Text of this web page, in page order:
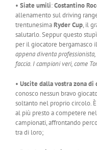
• Siate umili:Costantino
allenamento sul driving
trentunesimaRyder Cup, il
salutarlo. Seppur questo
per il giocatore bergamasco
appena diventa
faccia. I campioni veri, come
• Uscite dalla vostra zona di
conosco nessun bravo
soltanto nel proprio circolo.
al più presto a competere
campionati, affrontando
tra di loro;